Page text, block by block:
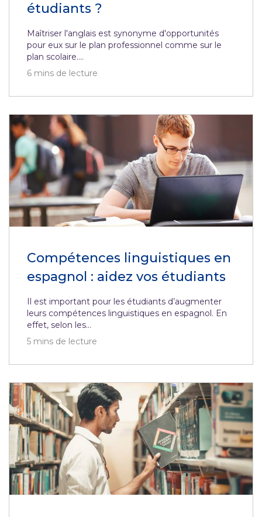
étudiants ?
Maîtriser l'anglais est synonyme d'opportunités
pour eux sur le plan professionnel comme sur le
plan scolaire....
6 mins de lecture
Compétences linguistiques en
espagnol : aidez vos étudiants
Il est important pour les étudiants d’augmenter
leurs compétences linguistiques en espagnol. En
effet, selon les...
5 mins de lecture